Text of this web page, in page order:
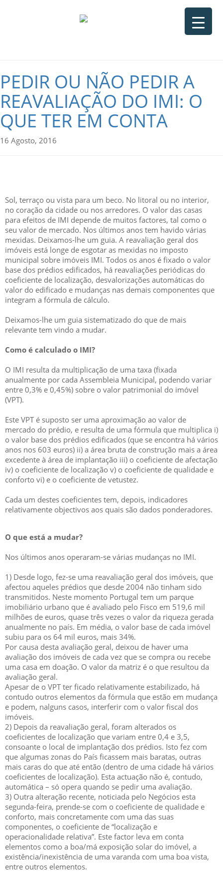
PEDIR OU NÃO PEDIR A
REAVALIAÇÃO DO IMI: O
QUE TER EM CONTA
16 Agosto, 2016
Sol, terraço ou vista para um beco. No litoral ou no interior,
no coração da cidade ou nos arredores. O valor das casas
para efeitos de IMI depende de muitos factores, tal como o
seu valor de mercado. Nos últimos anos tem havido várias
mexidas. Deixamos-lhe um guia. A reavaliação geral dos
imóveis está longe de esgotar as mexidas no imposto
municipal sobre imóveis IMI. Todos os anos é fixado o valor
base dos prédios edificados, há reavaliações periódicas do
coeficiente de localização, desvalorizações automáticas do
valor do edificado e mudanças nas demais componentes que
integram a fórmula de cálculo.
Deixamos-lhe um guia sistematizado do que de mais
relevante tem vindo a mudar.
Como é calculado o IMI?
O IMI resulta da multiplicação de uma taxa (fixada
anualmente por cada Assembleia Municipal, podendo variar
entre 0,3% e 0,45%) sobre o valor patrimonial do imóvel
(VPT).
Este VPT é suposto ser uma aproximação ao valor de
mercado do prédio, e resulta de uma fórmula que multiplica i)
o valor base dos prédios edificados (que se encontra há vários
anos nos 603 euros) ii) a área bruta de construção mais a área
excedente à área de implantação iii) o coeficiente de afectação
iv) o coeficiente de localização v) o coeficiente de qualidade e
conforto vi) e o coeficiente de vetustez.
Cada um destes coeficientes tem, depois, indicadores
relativamente objectivos aos quais são dados ponderadores.
O que está a mudar?
Nos últimos anos operaram-se várias mudanças no IMI.
1) Desde logo, fez-se uma reavaliação geral dos imóveis, que
afectou aqueles prédios que desde 2004 não tinham sido
transmitidos. Neste momento Portugal tem um parque
imobiliário urbano que é avaliado pelo Fisco em 519,6 mil
milhões de euros, quase três vezes o valor da riqueza gerada
anualmente no país. Em média, o valor base de cada imóvel
subiu para os 64 mil euros, mais 34%.
Por causa desta avaliação geral, deixou de haver uma
avaliação dos imóveis de cada vez que se compra ou recebe
uma casa em doação. O valor da matriz é o que resultou da
avaliação geral.
Apesar de o VPT ter ficado relativamente estabilizado, há
contudo outros elementos da fórmula que estão em mudança
e podem, nalguns casos, interferir com o valor fiscal dos
imóveis.
2) Depois da reavaliação geral, foram alterados os
coeficientes de localização que variam entre 0,4 e 3,5,
consoante o local de implantação dos prédios. Isto fez com
que algumas zonas do País ficassem mais baratas, outras
mais caras do que até então (dentro de uma cidade há vários
coeficientes de localização). Esta actuação não é, contudo,
automática – só opera quando se pedir uma avaliação.
3) Outra alteração recente, noticiada pelo Negócios esta
segunda-feira, prende-se com o coeficiente de qualidade e
conforto, mais concretamente com uma das suas
componentes, o coeficiente de “localização e
operacionalidade relativa”. Este factor leva em conta
elementos como a boa/má exposição solar do imóvel, a
existência/inexistência de uma varanda com uma boa vista,
entre outros elementos.